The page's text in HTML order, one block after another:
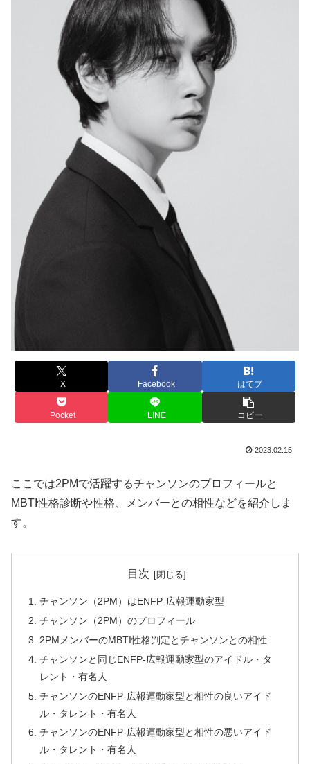
X Facebook はてブ
Pocket LINE コピー
2023.02.15
ここでは2PMで活躍するチャンソンのプロフィールと
MBTI性格診断や性格、メンバーとの相性などを紹介しま
す。
目次
チャンソン（2PM）はENFP-広報運動家型
チャンソン（2PM）のプロフィール
2PMメンバーのMBTI性格判定とチャンソンとの相性
チャンソンと同じENFP-広報運動家型のアイドル・タ
レント・有名人
チャンソンのENFP-広報運動家型と相性の良いアイド
ル・タレント・有名人
チャンソンのENFP-広報運動家型と相性の悪いアイド
ル・タレント・有名人